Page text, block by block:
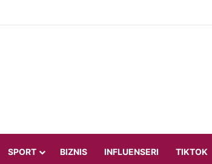
s Dilettom Leotom oduševila pozirajući u bikiniju
SPORT BIZNIS INFLUENSERI TIKTOK